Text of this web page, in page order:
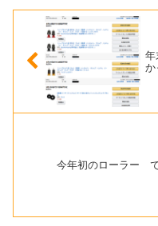
か
今年初のローラー